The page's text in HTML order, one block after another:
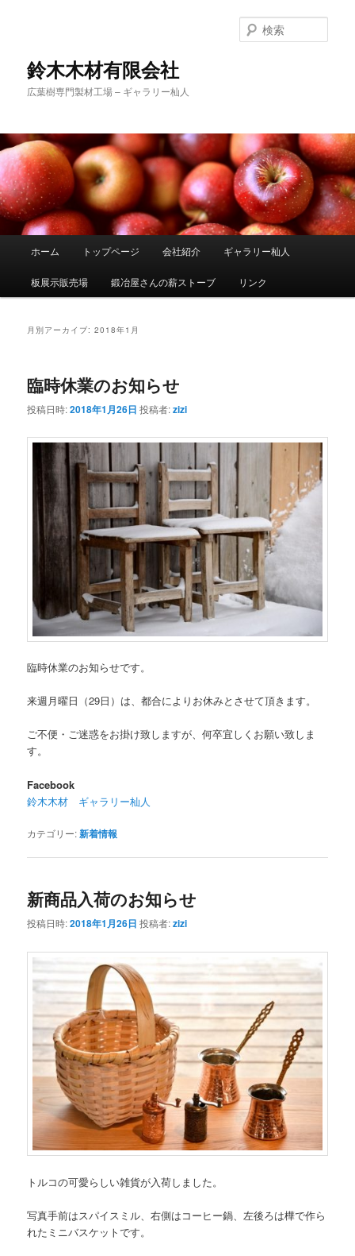
鈴木木材有限会社
広葉樹専門製材工場 – ギャラリー杣人
索
メ
メ
イ
ン
ツ
へ
移
サ
ブ
テ
へ
移
動
ホーム トップページ 会社紹介 ギャラリー杣人
板展示販売場 鍛冶屋さんの薪ストーブ リンク
月別アーカイブ:2018年1月
臨時休業のお知らせ
投稿日時:2018年1月26日 投稿者:zizi
臨時休業のお知らせです。
来週月曜日（29日）は、都合によりお休みとさせて頂きます。
ご不便・ご迷惑をお掛け致しますが、何卒宜しくお願い致しま
す。
Facebook
鈴木木材 ギャラリー杣人
カテゴリー:新着情報
新商品入荷のお知らせ
投稿日時:2018年1月26日 投稿者:zizi
トルコの可愛らしい雑貨が入荷しました。
写真手前はスパイスミル、右側はコーヒー鍋、左後ろは樺で作ら
れたミニバスケットです。